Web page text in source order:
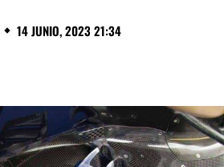
14 JUNIO, 2023 21:34